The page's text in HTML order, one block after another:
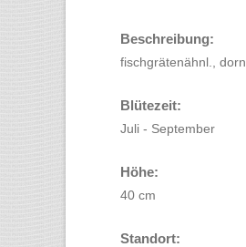
Beschreibung:
fischgrätenähnl.,
Blütezeit:
Juli - September
Höhe:
40 cm
Standort: